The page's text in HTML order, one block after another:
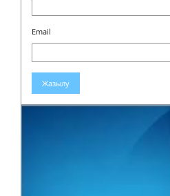
Email
Жазылу